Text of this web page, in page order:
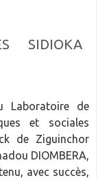
SIDIOKA
Laboratoire de
et sociales
de Ziguinchor
DIOMBERA,
avec succès,